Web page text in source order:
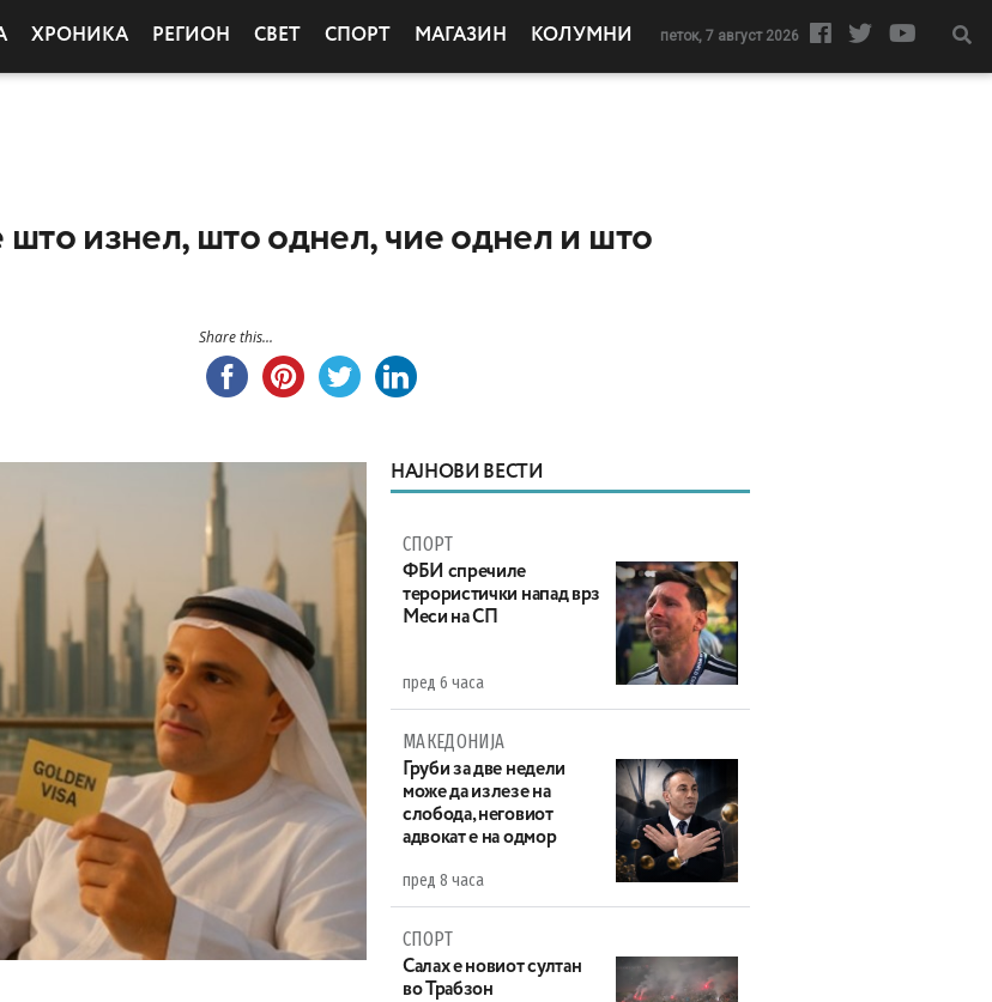
ХРОНИКА РЕГИОН СВЕТ СПОРТ МАГАЗИН КОЛУМНИ петок, 7 август 2026
изнел, што однел, чие однел и што
Share this...
НАЈНОВИ ВЕСТИ
СПОРТ
ФБИ спречиле
терористички напад врз
Меси на СП
пред 6 часа
МАКЕДОНИЈА
Груби за две недели
може да излезе на
слобода, неговиот
адвокат е на одмор
пред 8 часа
СПОРТ
Салах е новиот султан
во Трабзон